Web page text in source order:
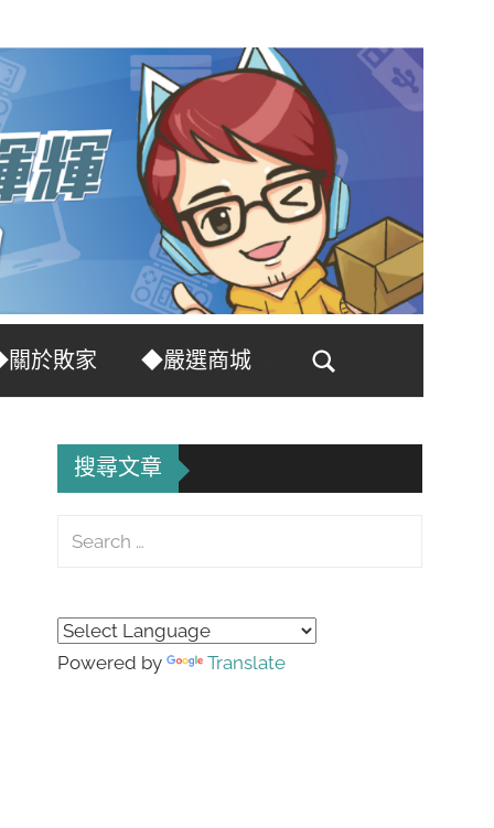
於敗家
◆嚴選商城
Search
搜尋文章
Search
Powered by Translate